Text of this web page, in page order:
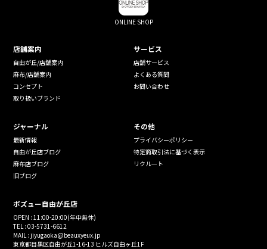
ONLINE SHOP
店舗案内
自由が丘/店舗案内
麻布/店舗案内
コンセプト
取り扱いブランド
サービス
店舗サービス
よくある質問
お問い合わせ
ジャーナル
最新情報
自由が丘店ブログ
麻布店ブログ
旧ブログ
その他
プライバシーポリシー
特定商取引法に基づく表示
リクルート
ボズュー自由が丘店
OPEN : 11:00-20:00(年中無休)
TEL : 03-5731-6612
MAIL : jiyugaoka@beauxyeux.jp
東京都目黒区自由が丘1-16-13 ヒルズ自由ヶ丘1F